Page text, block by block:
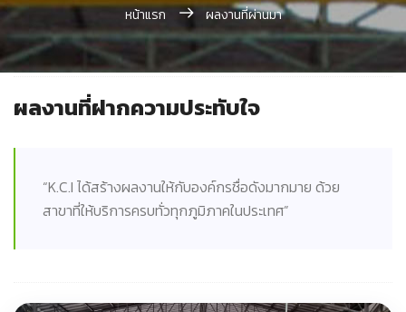
หน้าแรก ผลงานที่ผ่านมา
ผลงานที่ฝากความประทับใจ
“K.C.I ได้สร้างผลงานให้กับองค์กรชื่อดังมากมาย ด้วย
สาขาที่ให้บริการครบทั่วทุกภูมิภาคในประเทศ”